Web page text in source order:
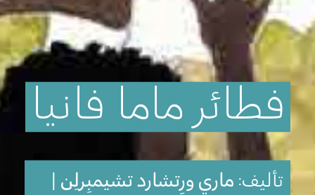
فطائر ماما فانيا
تأليف: ماري ورِتشارد تشيمبِرلِن |